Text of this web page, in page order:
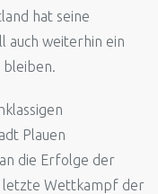
hat seine
auch weiterhin ein
bleiben.
Plauen
die Erfolge der
letzte Wettkampf der